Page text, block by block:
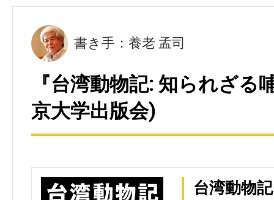
書き手：養老 孟司
『台湾動物記: 知られざる
京大学出版会)
台湾動物